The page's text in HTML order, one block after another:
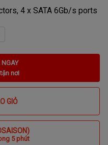
4 x SATA 6Gb/s ports
nơi
GIỎ
5 phút